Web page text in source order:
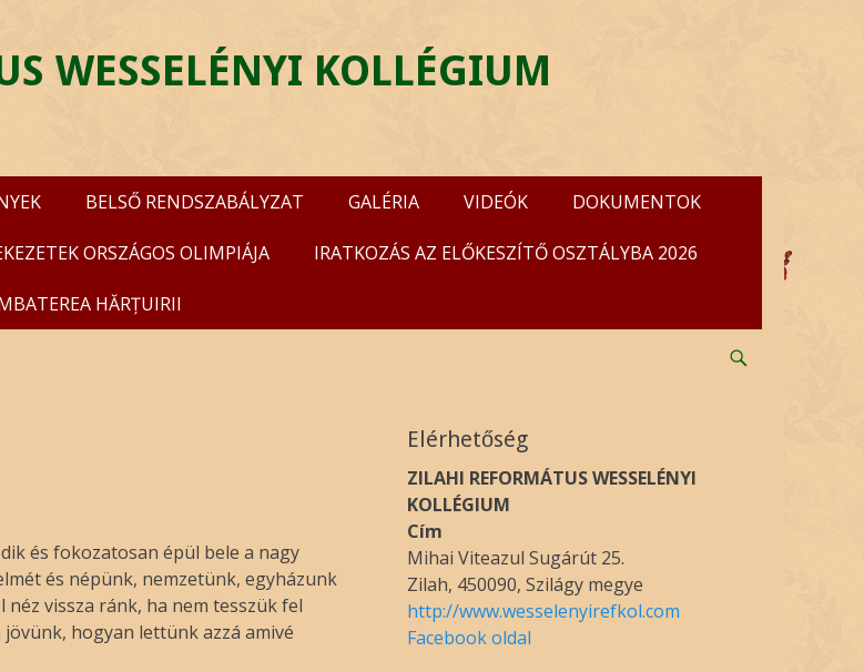
WESSELÉNYI KOLLÉGIUM
BELSŐ RENDSZABÁLYZAT GALÉRIA VIDEÓK DOKUMENTOK
ORSZÁGOS OLIMPIÁJA IRATKOZÁS AZ ELŐKESZÍTŐ OSZTÁLYBA 2026
HĂRȚUIRII
és fokozatosan épül bele a nagy
és népünk, nemzetünk, egyházunk
vissza ránk, ha nem tesszük fel
hogyan lettünk azzá amivé
Elérhetőség
ZILAHI REFORMÁTUS WESSELÉNYI
KOLLÉGIUM
Cím
Mihai Viteazul Sugárút 25.
Zilah, 450090, Szilágy megye
http://www.wesselenyirefkol.com
Facebook oldal